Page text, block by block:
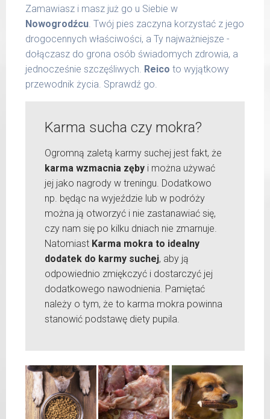
Zamawiasz i masz już go u Siebie w
Nowogrodźcu. Twój pies zaczyna korzystać z jego
drogocennych właściwości, a Ty najważniejsze -
dołączasz do grona osób świadomych zdrowia, a
jednocześnie szczęśliwych. Reico to wyjątkowy
przewodnik życia. Sprawdź go.
Karma sucha czy mokra?
Ogromną zaletą karmy suchej jest fakt, że
karma wzmacnia zęby i można używać
jej jako nagrody w treningu. Dodatkowo
np. będąc na wyjeździe lub w podróży
można ją otworzyć i nie zastanawiać się,
czy nam się po kilku dniach nie zmarnuje.
Natomiast Karma mokra to idealny
dodatek do karmy suchej, aby ją
odpowiednio zmiękczyć i dostarczyć jej
dodatkowego nawodnienia. Pamiętać
należy o tym, że to karma mokra powinna
stanowić podstawę diety pupila.